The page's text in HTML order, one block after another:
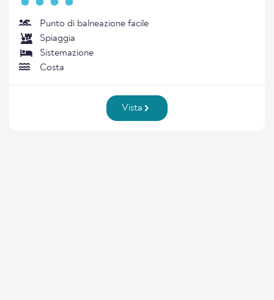
Punto di balneazione facile
Spiaggia
Sistemazione
Costa
Vista